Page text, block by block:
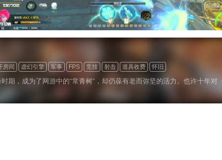
房间 虚幻引擎 军事 FPS 竞技 射击 道具收费 怀旧
时期，成为了网游中的“常青树”，却仍葆有老而弥坚的活力。也许十年